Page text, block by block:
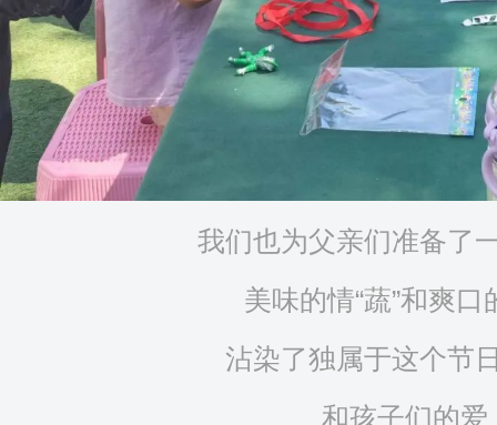
我们也为父亲们准备了
美味的情“蔬”和爽口
沾染了独属于这个节
和孩子们的爱